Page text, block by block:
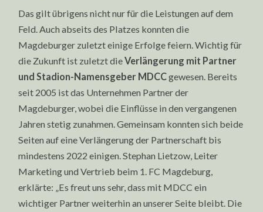
Das gilt übrigens nicht nur für die Leistungen auf dem
Feld. Auch abseits des Platzes konnten die
Magdeburger zuletzt einige Erfolge feiern. Wichtig für
die Zukunft ist zuletzt dieVerlängerung mit Partner
und Stadion-Namensgeber MDCCgewesen. Bereits
seit 2005 ist das Unternehmen Partner der
Magdeburger, wobei die Einflüsse in den vergangenen
Jahren stetig zunahmen. Gemeinsam konnten sich beide
Seiten auf eine Verlängerung der Partnerschaft bis
mindestens 2022 einigen. Stephan Lietzow, Leiter
Marketing und Vertrieb beim 1. FC Magdeburg,
erklärte: „Es freut uns sehr, dass mit MDCC ein
wichtiger Partner weiterhin an unserer Seite bleibt. Die